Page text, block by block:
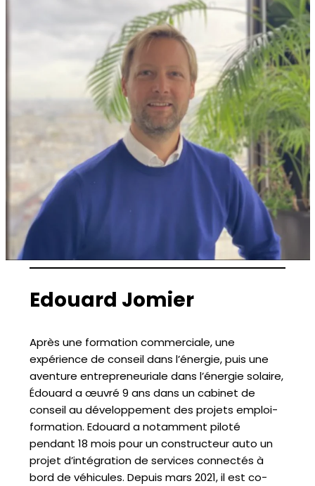
Edouard Jomier
Après une formation commerciale, une
expérience de conseil dans l’énergie, puis une
aventure entrepreneuriale dans l’énergie solaire,
Édouard a œuvré 9 ans dans un cabinet de
conseil au développement des projets emploi-
formation. Edouard a notamment piloté
pendant 18 mois pour un constructeur auto un
projet d’intégration de services connectés à
bord de véhicules. Depuis mars 2021, il est co-